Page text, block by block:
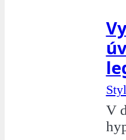
Styl
V